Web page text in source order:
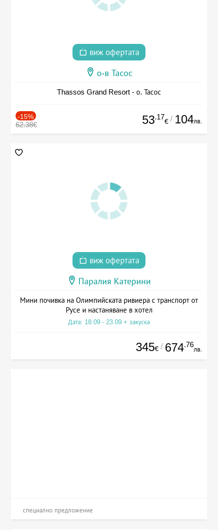
виж офертата
о-в Тасос
Thassos Grand Resort - о. Тасос
-15%
62.38€ 53.17
€ / 104лв.
виж офертата
Паралия Катерини
Мини почивка на Олимпийската ривиера с транспорт от
Русе и настаняване в хотел
Дата: 18.09 - 23.09 + закуска
345€ / 674.76
лв.
специално предложение